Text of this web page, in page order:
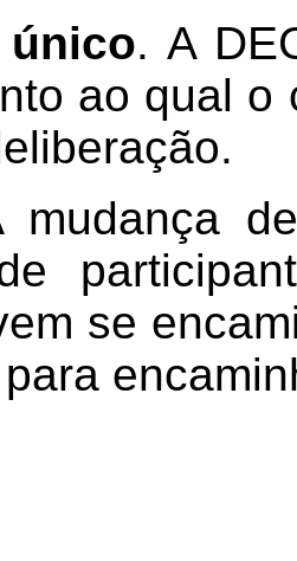
único. A
ao qual o
mudança
se